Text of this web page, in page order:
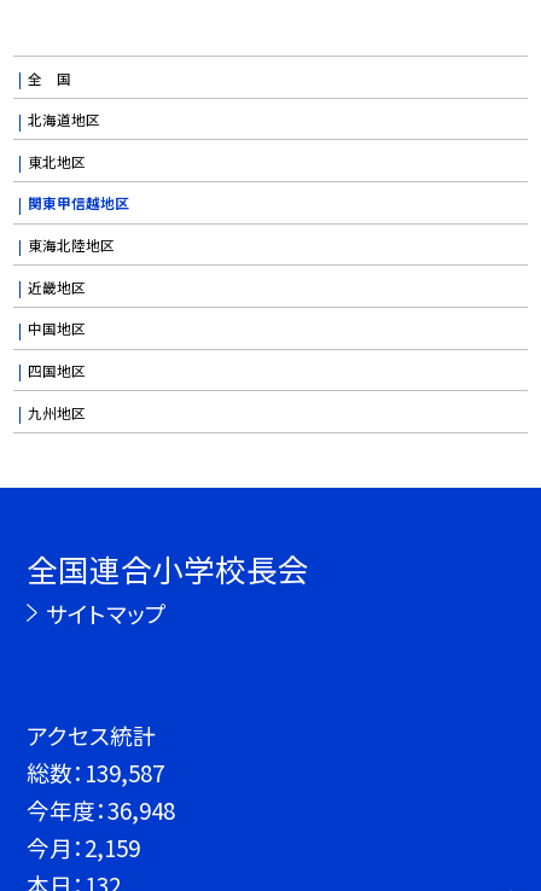
全 国
北海道地区
東北地区
関東甲信越地区
東海北陸地区
近畿地区
中国地区
四国地区
九州地区
全国連合小学校長会
サイトマップ
アクセス統計
総数： 139,587
今年度：36,948
今月：2,159
本日： 132